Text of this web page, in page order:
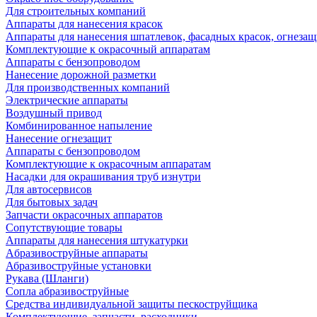
Для строительных компаний
Аппараты для нанесения красок
Аппараты для нанесения шпатлевок, фасадных красок,
Комплектующие к окрасочный аппаратам
Аппараты с бензопроводом
Нанесение дорожной разметки
Для производственных компаний
Электрические аппараты
Воздушный привод
Комбинированное напыление
Нанесение огнезащит
Аппараты с бензопроводом
Комплектующие к окрасочным аппаратам
Насадки для окрашивания труб изнутри
Для автосервисов
Для бытовых задач
Запчасти окрасочных аппаратов
Сопутствующие товары
Аппараты для нанесения штукатурки
Aбразивоструйные аппараты
Абразивоструйные установки
Рукава (Шланги)
Сопла абразивоструйные
Средства индивидуальной защиты пескоструйщика